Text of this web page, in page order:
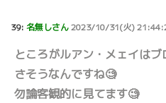
39: 名無しさん2023/10/31(火)
ところがルアン・メェイは
さそうなんですね🧐
勿論客観的に見てます🧐